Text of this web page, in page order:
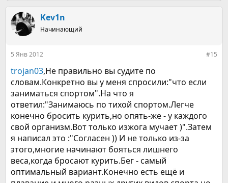
к
ц
и
Kev1n
Начинающий
5 Янв 2012 #15
trojan03,Не правильно вы судите по
словам.Конкретно вы у меня спросили:"что если
заниматься спортом".На что я
ответил:"Занимаюсь по тихой спортом.Легче
конечно бросить курить,но опять-же - у каждого
свой организм.Вот только изжога мучает )".Затем
я написал это :"Согласен )) И не только из-за
этого,многие начинают бояться лишнего
веса,когда бросают курить.Бег - самый
оптимальный вариант.Конечно есть ещё и